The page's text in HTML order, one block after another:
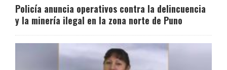
Policía anuncia operativos contra la delincuencia
y la minería ilegal en la zona norte de Puno